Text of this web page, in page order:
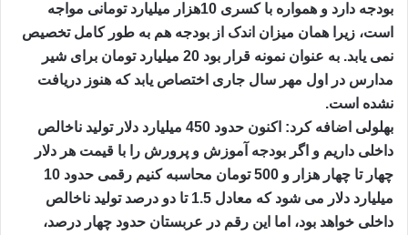
بودجه دارد و همواره با کسری 10هزار میلیارد تومانی مواجه
است، زیرا همان میزان اندک از بودجه هم به طور کامل تخصیص
نمی یابد. به عنوان نمونه قرار بود 20 میلیارد تومان برای شیر
مدارس در اول مهر سال جاری اختصاص یابد که هنوز دریافت
نشده است.
بهلولی اضافه کرد: اکنون حدود 450 میلیارد دلار تولید ناخالص
داخلی داریم و اگر بودجه آموزش و پرورش را با قیمت هر دلار
چهار تا چهار هزار و 500 تومان محاسبه کنیم رقمی حدود 10
میلیارد دلار می شود که معادل 1.5 تا دو درصد تولید ناخالص
داخلی خواهد بود، اما این رقم در عربستان حدود چهار درصد،